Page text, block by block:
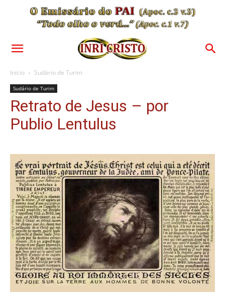
Início Sudário de Turim
Sudário de Turim
Retrato de Jesus – por
Publio Lentulus